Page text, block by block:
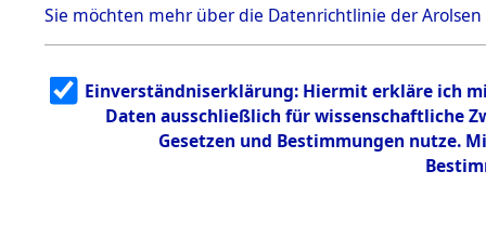
Bayerisches
1.2.9.3
Effekten aus
dem KZ
Neuengamm
Sie möchten mehr über die Datenrichtlinie der Arolsen
Einverständniserklärung: Hiermit erkläre ich
Daten ausschließlich für wissenschaftliche
Gesetzen und Bestimmungen nutze.